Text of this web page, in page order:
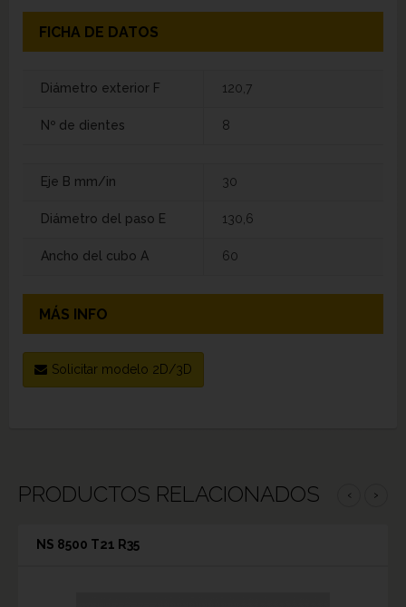
FICHA DE DATOS
Diámetro exterior F 120,7
Nº de dientes 8
Eje B mm/in 30
Diámetro del paso E 130,6
Ancho del cubo A 60
MÁS INFO
Solicitar modelo 2D/3D
PRODUCTOS RELACIONADOS ‹ ›
NS 8500 T21 R35